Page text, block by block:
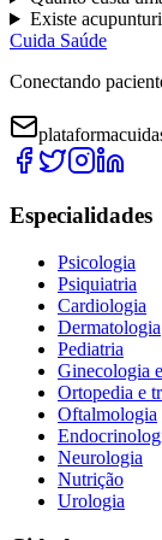
Existe
Cuida Saúde
Conectando
Especialidades
Psicologia
Psiquiatria
Cardiologia
Dermatologia
Pediatria
Ginecologia
Ortopedia e
Oftalmologia
Neurologia
Nutrição
Urologia